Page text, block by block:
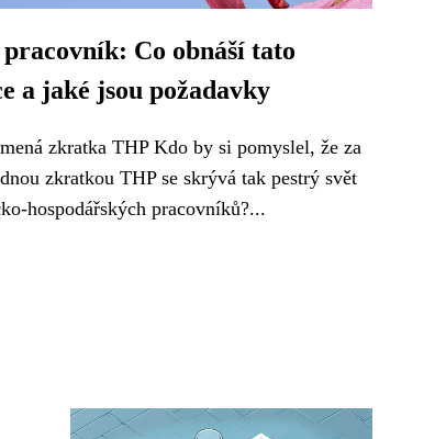
Co obnáší tato
a jaké jsou požadavky
zkratka THP Kdo by si pomyslel, že za
zkratkou THP se skrývá tak pestrý svět
hospodářských pracovníků?...